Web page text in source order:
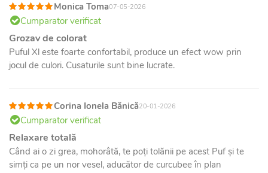
Monica Toma07-05-2026
Cumparator verificat
Grozav de colorat
Puful Xl este foarte confortabil, produce un efect wow prin
jocul de culori. Cusaturile sunt bine lucrate.
Corina Ionela Bănică20-01-2026
Cumparator verificat
Relaxare totală
Când ai o zi grea, mohorâtă, te poți tolănii pe acest Puf și te
simți ca pe un nor vesel, aducător de curcubee în plan